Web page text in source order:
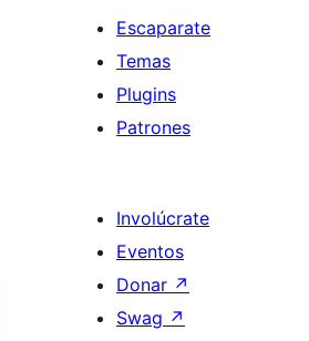
Escaparate
Temas
Plugins
Patrones
Involúcrate
Eventos
Donar ↗
Swag ↗